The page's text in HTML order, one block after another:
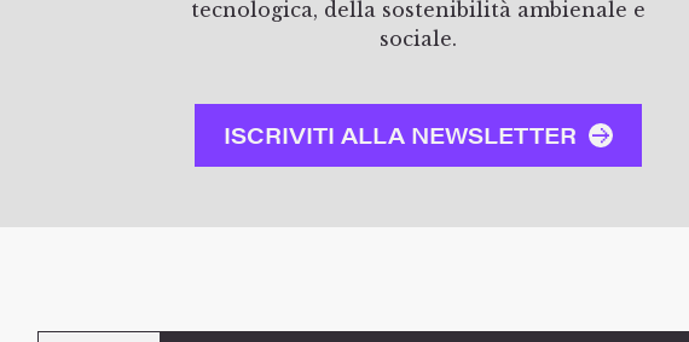
tecnologica, della sostenibilità ambienale e
sociale.
ISCRIVITI ALLA NEWSLETTER